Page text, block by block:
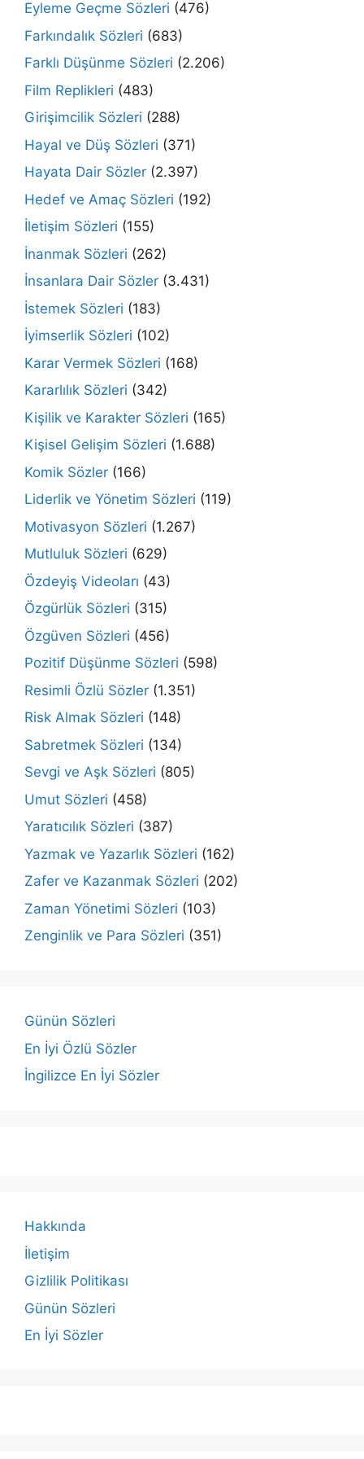
Eyleme Geçme Sözleri (476)
Farkındalık Sözleri (683)
Farklı Düşünme Sözleri (2.206)
Film Replikleri (483)
Girişimcilik Sözleri (288)
Hayal ve Düş Sözleri (371)
Hayata Dair Sözler (2.397)
Hedef ve Amaç Sözleri (192)
İletişim Sözleri (155)
İnanmak Sözleri (262)
İnsanlara Dair Sözler (3.431)
İstemek Sözleri (183)
İyimserlik Sözleri (102)
Karar Vermek Sözleri (168)
Kararlılık Sözleri (342)
Kişilik ve Karakter Sözleri (165)
Kişisel Gelişim Sözleri (1.688)
Komik Sözler (166)
Liderlik ve Yönetim Sözleri (119)
Motivasyon Sözleri (1.267)
Mutluluk Sözleri (629)
Özdeyiş Videoları (43)
Özgürlük Sözleri (315)
Özgüven Sözleri (456)
Pozitif Düşünme Sözleri (598)
Resimli Özlü Sözler (1.351)
Risk Almak Sözleri (148)
Sabretmek Sözleri (134)
Sevgi ve Aşk Sözleri (805)
Umut Sözleri (458)
Yaratıcılık Sözleri (387)
Yazmak ve Yazarlık Sözleri (162)
Zafer ve Kazanmak Sözleri (202)
Zaman Yönetimi Sözleri (103)
Zenginlik ve Para Sözleri (351)
Günün Sözleri
En İyi Özlü Sözler
İngilizce En İyi Sözler
Hakkında
İletişim
Gizlilik Politikası
Günün Sözleri
En İyi Sözler